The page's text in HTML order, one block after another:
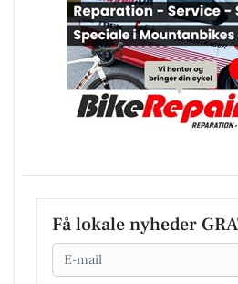
Få lokale nyheder
Email